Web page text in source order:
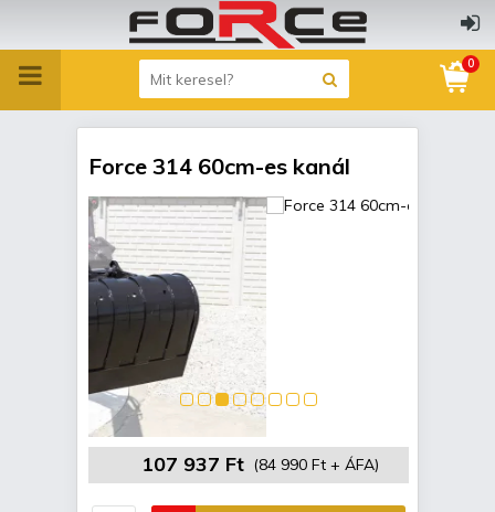
0
Force 314 60cm-es kanál
107 937 Ft (84 990 Ft + ÁFA)